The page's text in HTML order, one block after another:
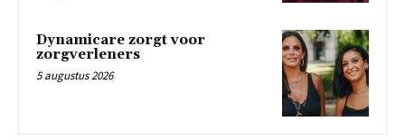
Dynamicare zorgt voor
zorgverleners
5 augustus 2026